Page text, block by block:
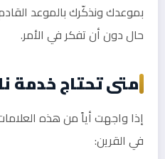
بموعدك ونذكّرك بالموعد
حال دون أن تفكر في الأمر.
متى تحتاج خدمة
إذا واجهت أياً من هذه
في القرين: